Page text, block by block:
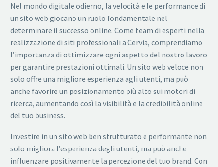
Nel mondo digitale odierno, la velocità e le performance di
un sito web giocano un ruolo fondamentale nel
determinare il successo online. Come team di esperti nella
realizzazione di siti professionali a Cervia, comprendiamo
l’importanza di ottimizzare ogni aspetto del nostro lavoro
per garantire prestazioni ottimali. Un sito web veloce non
solo offre una migliore esperienza agli utenti, ma può
anche favorire un posizionamento più alto sui motori di
ricerca, aumentando così la visibilità e la credibilità online
del tuo business.
Investire in un sito web ben strutturato e performante non
solo migliora l’esperienza degli utenti, ma può anche
influenzare positivamente la percezione del tuo brand. Con